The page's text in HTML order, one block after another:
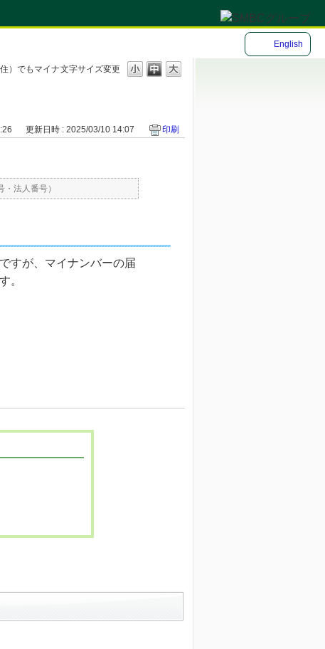
English
文字サイズ変更
）でもマイナ
更新日時 : 2025/03/10 14:07 印刷
法人番号）
すが、マイナンバーの届
。